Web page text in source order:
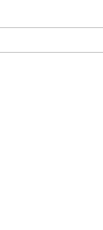
ODER ZULETZT